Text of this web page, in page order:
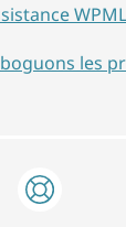
WPML
les